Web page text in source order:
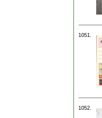
1051.
1052.